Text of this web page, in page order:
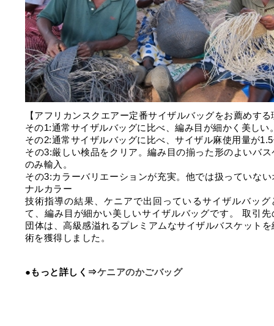
【アフリカンスクエアー定番サイザルバッグをお薦めする
その1:通常サイザルバッグに比べ、編み目が細かく美しい
その2:通常サイザルバッグに比べ、サイザル麻使用量が
その3:厳しい検品をクリア。編み目の揃った形のよいバス
のみ輸入。
その3:カラーバリエーションが充実。他では扱っていない
ナルカラー
技術指導の結果、ケニアで出回っているサイザルバッグ
て、編み目が細かい美しいサイザルバッグです。 取引先
団体は、高級感溢れるプレミアムなサイザルバスケット
術を獲得しました。
●もっと詳しく⇒ケニアのかごバッグ